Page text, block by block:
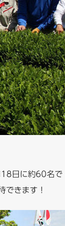
18日に約60名で
できます！